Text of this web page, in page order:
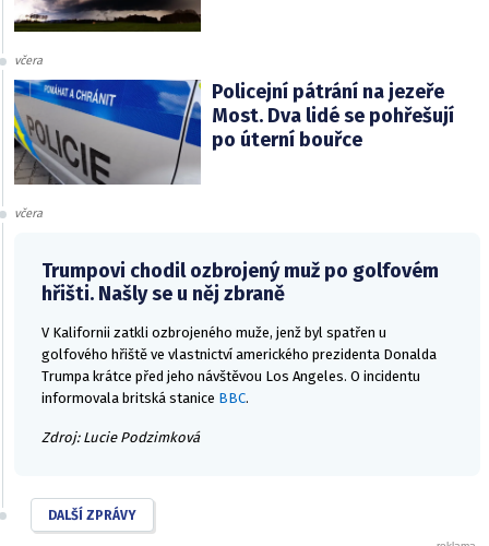
včera
Policejní pátrání na jezeře
Most. Dva lidé se pohřešují
po úterní bouřce
včera
Trumpovi chodil ozbrojený muž po golfovém
hřišti. Našly se u něj zbraně
V Kalifornii zatkli ozbrojeného muže, jenž byl spatřen u
golfového hřiště ve vlastnictví amerického prezidenta Donalda
Trumpa krátce před jeho návštěvou Los Angeles. O incidentu
informovala britská stanice BBC.
Zdroj: Lucie Podzimková
DALŠÍ ZPRÁVY